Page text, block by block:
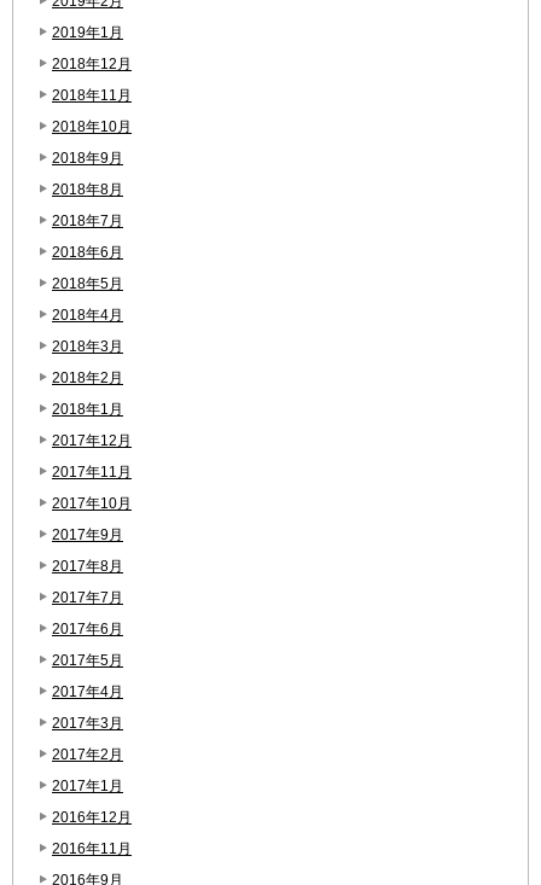
2019年1月
2018年12月
2018年11月
2018年10月
2018年9月
2018年8月
2018年7月
2018年6月
2018年5月
2018年4月
2018年3月
2018年2月
2018年1月
2017年12月
2017年11月
2017年10月
2017年9月
2017年8月
2017年7月
2017年6月
2017年5月
2017年4月
2017年3月
2017年2月
2017年1月
2016年12月
2016年11月
2016年9月